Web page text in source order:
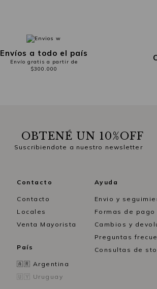
Envíos a todo el país
Envío gratis a partir de
$300.000
OBTENÉ UN 10%OFF
Suscribiendote a nuestro newsletter
Contacto
Contacto
Locales
Venta Mayorista
País
🇦🇷 Argentina
🇺🇾 Uruguay
Ayuda
Envio y
Formas de pago
Cambios y
Preguntas
Consultas de